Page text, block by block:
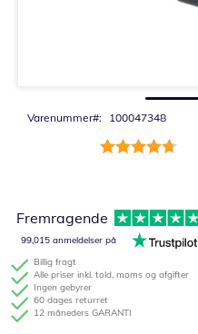
Varenummer 100047348
Bedømmelse:
Billig fragt
Alle priser inkl. told, moms og afgifter
Ingen gebyrer
60 dages returret
12 måneders GARANTI
Fremragende
99,015 anmeldelser på